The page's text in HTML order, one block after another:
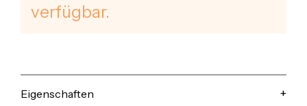
verfügbar.
Eigenschaften